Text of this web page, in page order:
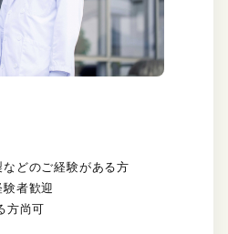
どのご経験がある方
者歓迎
方尚可